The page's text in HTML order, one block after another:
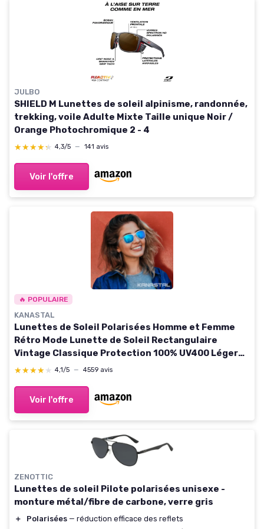
JULBO
SHIELD M Lunettes de soleil alpinisme, randonnée,
trekking, voile Adulte Mixte Taille unique Noir /
Orange Photochromique 2 - 4
★★★★★
★★★★★ 4,3/5 — 141 avis
Voir l'offre
🔥 POPULAIRE
KANASTAL
Lunettes de Soleil Polarisées Homme et Femme
Rétro Mode Lunette de Soleil Rectangulaire
Vintage Classique Protection 100% UV400 Léger
pour Conduite Voyage A02 Verre Miroir Bleu
★★★★★
★★★★★ 4,1/5 — 4559 avis
Voir l'offre
ZENOTTIC
Lunettes de soleil Pilote polarisées unisexe -
monture métal/fibre de carbone, verre gris
＋ Polarisées — réduction efficace des reflets